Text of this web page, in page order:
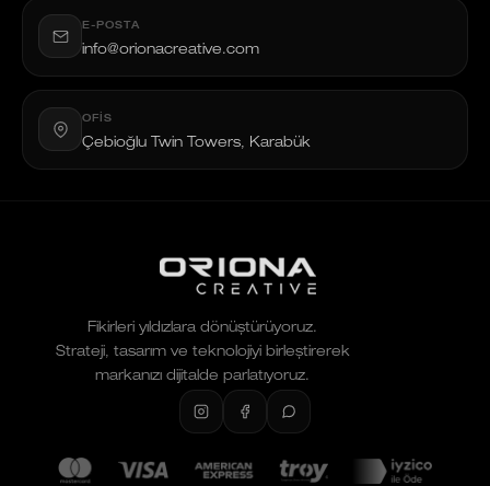
E-POSTA
info@orionacreative.com
OFIS
Çebioğlu Twin Towers, Karabük
Fikirleri yıldızlara dönüştürüyoruz.
Strateji, tasarım ve teknolojiyi birleştirerek
markanızı dijitalde parlatıyoruz.